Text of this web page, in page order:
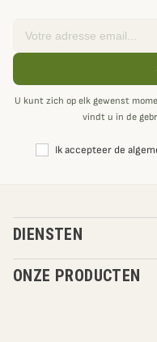
U kunt zich op elk gewenst
vindt u in de
Ik accepteer de
DIENSTEN
ONZE PRODUCTEN